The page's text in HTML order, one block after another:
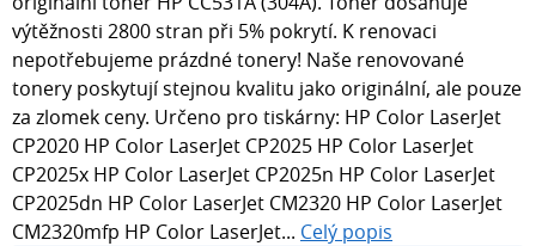
výtěžnosti 2800 stran při 5% pokrytí. K renovaci
nepotřebujeme prázdné tonery! Naše renovované
tonery poskytují stejnou kvalitu jako originální, ale pouze
za zlomek ceny. Určeno pro tiskárny: HP Color LaserJet
CP2020 HP Color LaserJet CP2025 HP Color LaserJet
CP2025x HP Color LaserJet CP2025n HP Color LaserJet
CP2025dn HP Color LaserJet CM2320 HP Color LaserJet
CM2320mfp HP Color LaserJet... Celý popis